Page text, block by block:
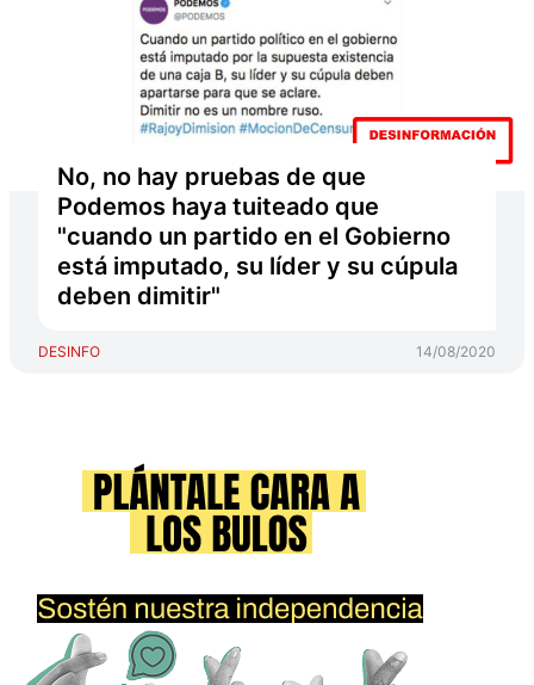
No, no hay pruebas de que
Podemos haya tuiteado que
"cuando un partido en el Gobierno
está imputado, su líder y su cúpula
deben dimitir"
DESINFO 14/08/2020